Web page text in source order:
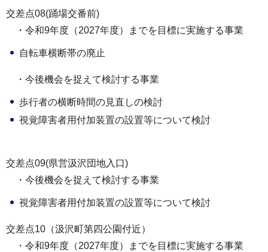
交差点08(踊場交番前)
・令和9年度（2027年度）までを目標に実施する事業
自転車横断帯の廃止
・今後機会を捉えて検討する事業
歩行者の横断時間の見直しの検討
視覚障害者用付加装置の設置等について検討
交差点09(県営汲沢団地入口)
・今後機会を捉えて検討する事業
視覚障害者用付加装置の設置等について検討
交差点10（汲沢町第四公園付近）
・令和9年度（2027年度）までを目標に実施する事業